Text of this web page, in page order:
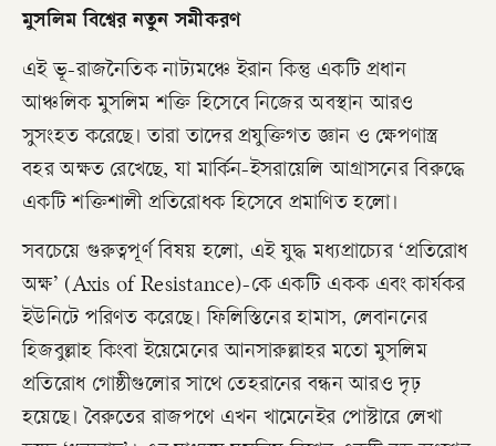
মুসলিম বিশ্বের নতুন সমীকরণ
এই ভূ-রাজনৈতিক নাট্যমঞ্চে ইরান কিন্তু একটি প্রধান
আঞ্চলিক মুসলিম শক্তি হিসেবে নিজের অবস্থান আরও
সুসংহত করেছে। তারা তাদের প্রযুক্তিগত জ্ঞান ও ক্ষেপণাস্ত্র
বহর অক্ষত রেখেছে, যা মার্কিন-ইসরায়েলি আগ্রাসনের বিরুদ্ধে
একটি শক্তিশালী প্রতিরোধক হিসেবে প্রমাণিত হলো।
সবচেয়ে গুরুত্বপূর্ণ বিষয় হলো, এই যুদ্ধ মধ্যপ্রাচ্যের ‘প্রতিরোধ
অক্ষ’ (Axis of Resistance)-কে একটি একক এবং কার্যকর
ইউনিটে পরিণত করেছে। ফিলিস্তিনের হামাস, লেবাননের
হিজবুল্লাহ কিংবা ইয়েমেনের আনসারুল্লাহর মতো মুসলিম
প্রতিরোধ গোষ্ঠীগুলোর সাথে তেহরানের বন্ধন আরও দৃঢ়
হয়েছে। বৈরুতের রাজপথে এখন খামেনেইর পোস্টারে লেখা